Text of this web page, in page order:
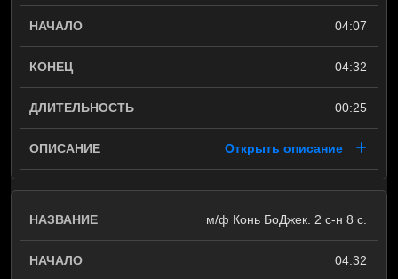
04:07
04:32
00:25
Открыть описание
м/ф Конь БоДжек. 2 с-н 8 с.
04:32